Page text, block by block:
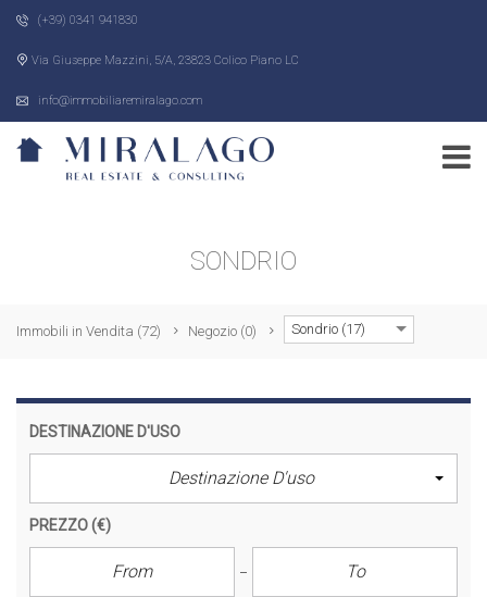
(+39) 0341 941830
Via Giuseppe Mazzini, 5/A, 23823 Colico Piano LC
info@immobiliaremiralago.com
SONDRIO
Immobili in Vendita (72) Negozio (0) Sondrio (17)
DESTINAZIONE D'USO
Destinazione D'uso
PREZZO(€)